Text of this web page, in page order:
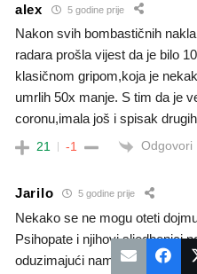
alex 5 godine prije
Nakon svih bombastičnih
radara prošla vijest da je bilo
klasičnom gripom,koja je
umrlih 50x manje. S tim da je
coronu,imala još i spisak
21 -1 Odgovori
Jarilo 5 godine prije
Nekako se ne mogu oteti
Psihopate i njihovi sljedbenici
oduzimajući nam prava i